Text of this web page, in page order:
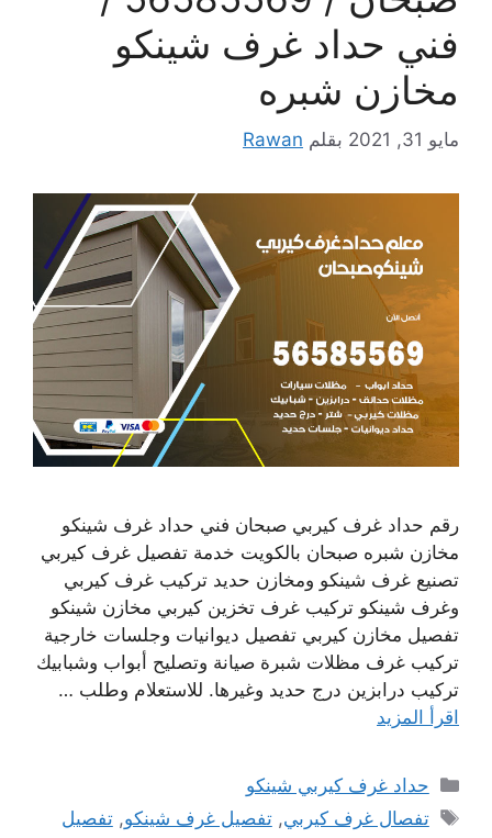
فني حداد غرف شينكو
مخازن شبره
مايو 31, 2021 بقلم Rawan
رقم حداد غرف كيربي صبحان فني حداد غرف شينكو
مخازن شبره صبحان بالكويت خدمة تفصيل غرف كيربي
تصنيع غرف شينكو ومخازن حديد تركيب غرف كيربي
وغرف شينكو تركيب غرف تخزين كيربي مخازن شينكو
تفصيل مخازن كيربي تفصيل ديوانيات وجلسات خارجية
تركيب غرف مظلات شبرة صيانة وتصليح أبواب وشبابيك
تركيب درابزين درج حديد وغيرها. للاستعلام وطلب …
اقرأ المزيد
التصنيفات
حداد غرف كيربي شينكو
الوسوم
تفصال غرف كيربي,تفصيل غرف شينكو,تفصيل